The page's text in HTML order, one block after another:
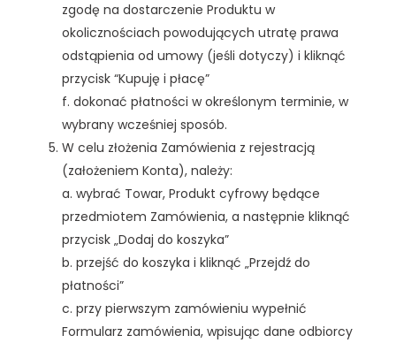
zgodę na dostarczenie Produktu w
okolicznościach powodujących utratę prawa
odstąpienia od umowy (jeśli dotyczy) i kliknąć
przycisk “Kupuję i płacę”
f. dokonać płatności w określonym terminie, w
wybrany wcześniej sposób.
W celu złożenia Zamówienia z rejestracją
(założeniem Konta), należy:
a. wybrać Towar, Produkt cyfrowy będące
przedmiotem Zamówienia, a następnie kliknąć
przycisk „Dodaj do koszyka”
b. przejść do koszyka i kliknąć „Przejdź do
płatności”
c. przy pierwszym zamówieniu wypełnić
Formularz zamówienia, wpisując dane odbiorcy